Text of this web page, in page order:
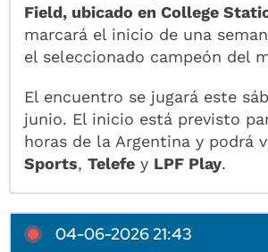
Field, ubicado en College
marcará el inicio de una
el seleccionado campeón del
El encuentro se jugará este
junio. El inicio está previsto
horas de la Argentina y podrá
Sports,Telefe y LPF Play.
04-06-2026 21:43